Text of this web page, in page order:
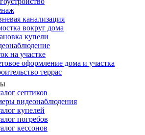
канализация
вокруг дома
купели
на участке
оформление дома и участка
террас
септиков
видеонаблюдения
купелей
погребов
кессонов